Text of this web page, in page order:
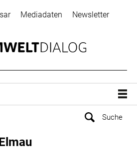
Mediadaten Newsletter